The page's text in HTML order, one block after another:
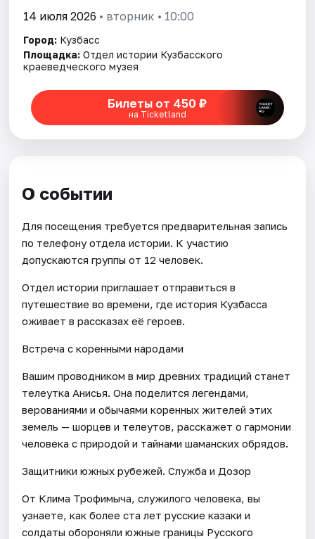
14 июля 2026 • вторник • 10:00
Город: Кузбасс
Площадка: Отдел истории Кузбасского
краеведческого музея
Билеты от 450 ₽
на Ticketland
О событии
Для посещения требуется предварительная запись
по телефону отдела истории. К участию
допускаются группы от 12 человек.
Отдел истории приглашает отправиться в
путешествие во времени, где история Кузбасса
оживает в рассказах её героев.
Встреча с коренными народами
Вашим проводником в мир древних традиций станет
телеутка Анисья. Она поделится легендами,
верованиями и обычаями коренных жителей этих
земель — шорцев и телеутов, расскажет о гармонии
человека с природой и тайнами шаманских обрядов.
Защитники южных рубежей. Служба и Дозор
От Клима Трофимыча, служилого человека, вы
узнаете, как более ста лет русские казаки и
солдаты обороняли южные границы Русского